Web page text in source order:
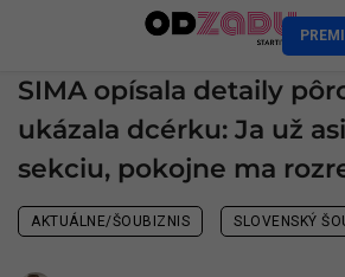
SIMA opísala detaily
ukázala dcérku: Ja už
sekciu, pokojne ma
AKTUÁLNE/ŠOUBIZNIS SLOVENSKÝ